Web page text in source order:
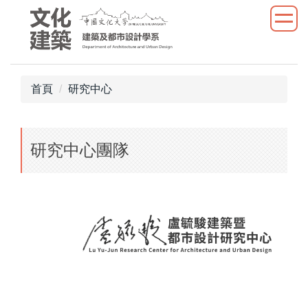
首頁 研究中心
研究中心團隊